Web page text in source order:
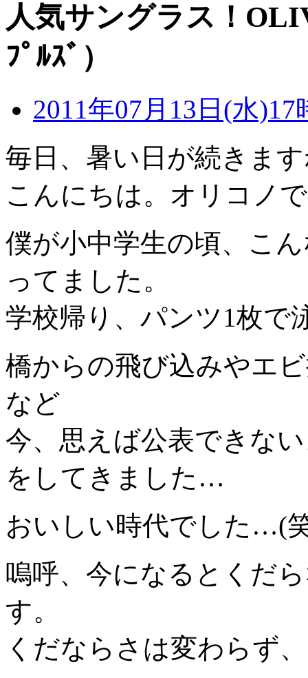
人気サングラス！
ﾌﾟﾙｽﾞ）
2011年07月13日(水)17
毎日、暑い日が続きま
こんにちは。オリコノ
僕が小中学生の頃、こ
ってました。
学校帰り、パンツ1枚で
橋からの飛び込みやエ
など
今、思えば公表できな
をしてきました…
おいしい時代でした…(
嗚呼、今になるとくだ
す。
くだならさは変わらず